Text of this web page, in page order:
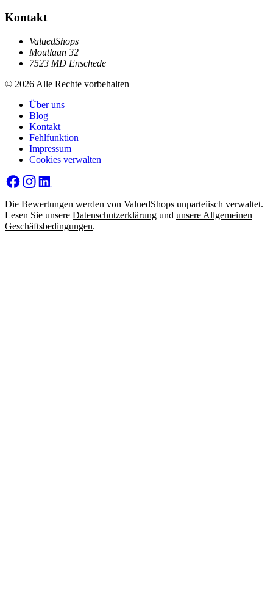
Kontakt
ValuedShops
Moutlaan 32
7523 MD Enschede
© 2026 Alle Rechte vorbehalten
Über uns
Blog
Kontakt
Fehlfunktion
Impressum
Cookies verwalten
Die Bewertungen werden von ValuedShops unparteiisch verwaltet.
Lesen Sie unsere Datenschutzerklärung und unsere Allgemeinen
Geschäftsbedingungen.